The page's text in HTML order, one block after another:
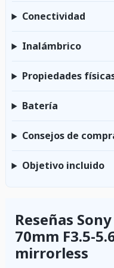
Conectividad
Inalámbrico
Propiedades
Batería
Consejos de
Objetivo incluido
Reseñas
70mm F3.5-
mirrorless